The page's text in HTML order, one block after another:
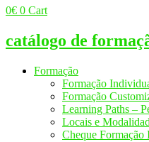
0€ 0 Cart
catálogo de
Formação
Formação
Formação
Learning Paths –
Locais e
Cheque Formação